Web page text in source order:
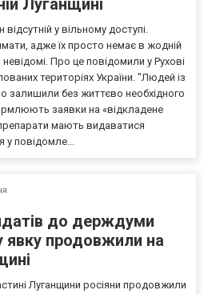
Луганщині
відсутній у вільному доступі.
адже їх просто немає в жодній
невідомі. Про це повідомили у Рухові
територіях України. "Людей із
залишили без життєво необхідного
заявки на «відкладене
мають видаватися
у повідомле...
до держдуми
явку продовжили на
Луганщини росіяни продовжили